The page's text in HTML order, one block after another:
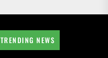
TRENDING NEWS